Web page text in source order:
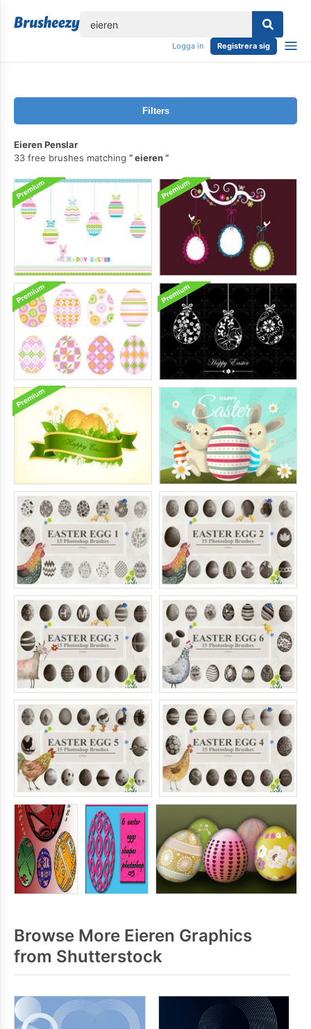
Logga in Registrera sig
Filters
Eieren Penslar
33 free brushes matching
eieren
Browse More Eieren Graphics
from Shutterstock